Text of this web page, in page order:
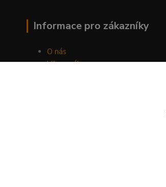
Informace pro zákazníky
O nás
Vše o nákupu